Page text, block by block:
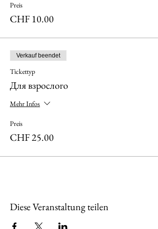
Preis
CHF 10.00
Verkauf beendet
Tickettyp
Для взрослого
Mehr Infos
Preis
CHF 25.00
Diese Veranstaltung teilen